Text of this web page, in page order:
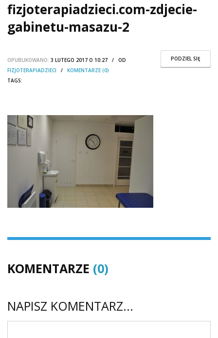
fizjoterapiadzieci.com-zdjecie-
gabinetu-masazu-2
PODZIEL SIĘ
OPUBLIKOWANO: 3 LUTEGO 2017 O 10:27 / OD
FIZJOTERAPIADZIECI / KOMENTARZE (0)
TAGS:
KOMENTARZE (0)
NAPISZ KOMENTARZ...